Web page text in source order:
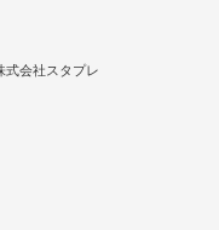
会社スタプレ